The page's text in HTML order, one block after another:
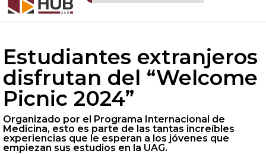
Estudiantes extranjeros
disfrutan del “Welcome
Picnic 2024”
Organizado por el Programa Internacional de
Medicina, esto es parte de las tantas increíbles
experiencias que le esperan a los jóvenes que
empiezan sus estudios en la UAG.